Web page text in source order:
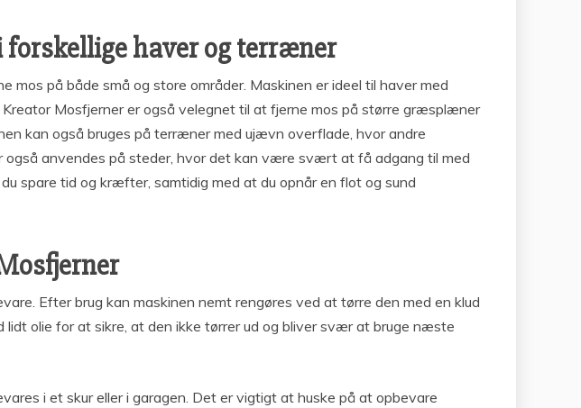
haver og terræner
på både små og store områder. Maskinen er ideel til haver med
Mosfjerner er også velegnet til at fjerne mos på større græsplæner
kan også bruges på terræner med ujævn overflade, hvor andre
anvendes på steder, hvor det kan være svært at få adgang til med
spare tid og kræfter, samtidig med at du opnår en flot og sund
Efter brug kan maskinen nemt rengøres ved at tørre den med en klud
olie for at sikre, at den ikke tørrer ud og bliver svær at bruge næste
i et skur eller i garagen. Det er vigtigt at huske på at opbevare